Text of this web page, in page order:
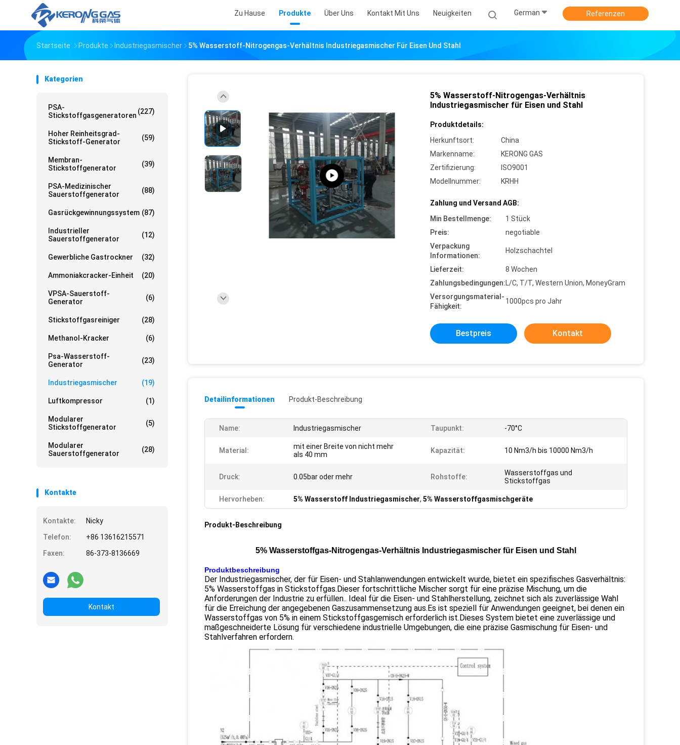
Zu Hause Produkte Über Uns Kontakt Mit Uns Neuigkeiten German Referenzen
Startseite Produkte Industriegasmischer 5% Wasserstoff-Nitrogengas-Verhältnis Industriegasmischer Für Eisen Und Stahl
Kategorien
PSA-
Stickstoffgasgeneratoren (227)
Hoher Reinheitsgrad-
Stickstoff-Generator
(59)
Membran-
Stickstoffgenerator
(39)
PSA-Medizinischer
Sauerstoffgenerator
(88)
Gasrückgewinnungssystem (87)
Industrieller
Sauerstoffgenerator
(12)
Gewerbliche Gastrockner (32)
Ammoniakcracker-Einheit (20)
VPSA-Sauerstoff-
Generator
(6)
Stickstoffgasreiniger (28)
Methanol-Kracker (6)
Psa-Wasserstoff-
Generator
(23)
Industriegasmischer (19)
Luftkompressor (1)
Modularer
Stickstoffgenerator
(5)
Modularer
Sauerstoffgenerator
(28)
Kontakte
Kontakte:
Nicky
Telefon:
+86 13616215571
Faxen:
86-373-8136669
Kontakt
5% Wasserstoff-Nitrogengas-Verhältnis
Industriegasmischer für Eisen und Stahl
Produktdetails:
Herkunftsort:
China
Markenname:
KERONG GAS
Zertifizierung:
ISO9001
Modellnummer:
KRHH
Zahlung und Versand AGB:
Min Bestellmenge:
1 Stück
Preis:
negotiable
Verpackung
Informationen:
Holzschachtel
Lieferzeit:
8 Wochen
Zahlungsbedingungen:L/C, T/T, Western Union, MoneyGram
Versorgungsmaterial-
Fähigkeit:
1000pcs pro Jahr
Bestpreis Kontakt
Detailinformationen Produkt-Beschreibung
Name: Industriegasmischer Taupunkt: -70°C
Material:
mit einer Breite von nicht mehr
als 40 mm
Kapazität: 10 Nm3/h bis 10000 Nm3/h
Druck: 0.05bar oder mehr Rohstoffe:
Wasserstoffgas und
Stickstoffgas
Hervorheben: 5% Wasserstoff Industriegasmischer, 5% Wasserstoffgasmischgeräte
Produkt-Beschreibung
5% Wasserstoffgas-Nitrogengas-Verhältnis Industriegasmischer für Eisen und Stahl
Produktbeschreibung
Der Industriegasmischer, der für Eisen- und Stahlanwendungen entwickelt wurde, bietet ein spezifisches Gasverhältnis:
5% Wasserstoffgas in Stickstoffgas.Dieser fortschrittliche Mischer sorgt für eine präzise Mischung, um die
Anforderungen der Industrie zu erfüllen.. Ideal für die Eisen- und Stahlherstellung, zeichnet sich als zuverlässige Wahl
für die Erreichung der angegebenen Gaszusammensetzung aus.Es ist speziell für Anwendungen geeignet, bei denen ein
Wasserstoffgas von 5% in einem Stickstoffgasgemisch erforderlich ist.Dieses System bietet eine zuverlässige und
maßgeschneiderte Lösung für verschiedene industrielle Umgebungen, die eine präzise Gasmischung für Eisen- und
Stahlverfahren erfordern.